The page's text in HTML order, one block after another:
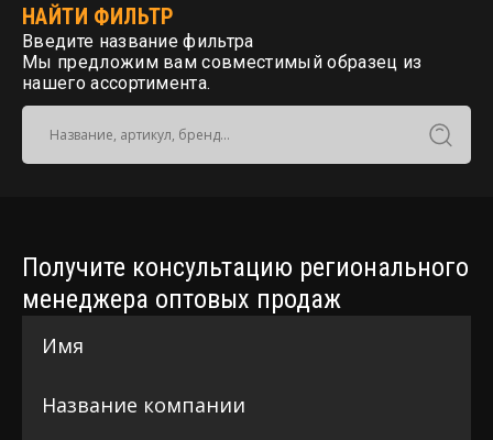
НАЙТИ ФИЛЬТР
Введите название фильтра
Мы предложим вам совместимый образец из
нашего ассортимента.
Получите консультацию регионального
менеджера оптовых продаж